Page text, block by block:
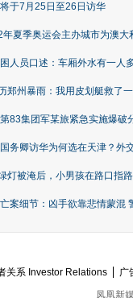
于7月25日至26日访华
年夏季奥运会主办城市为澳大
人员口述：车厢外水有一人
郑州暴雨：我用皮划艇救了
83集团军某旅紧急实施爆破
务卿访华为何选在天津？外
灯被淹后，小男孩在路口指
案细节：凶手欲靠悲情蒙混
关系 Investor Relations 广
凤凰新